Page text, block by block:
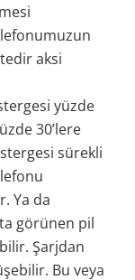
aksi
yüzde
30’lere
sürekli
Ya da
görünen pil
Şarjdan
Bu veya